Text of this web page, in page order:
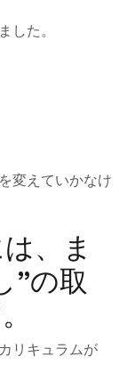
した。
変えていかなけ
、ま
”の取
リキュラムが